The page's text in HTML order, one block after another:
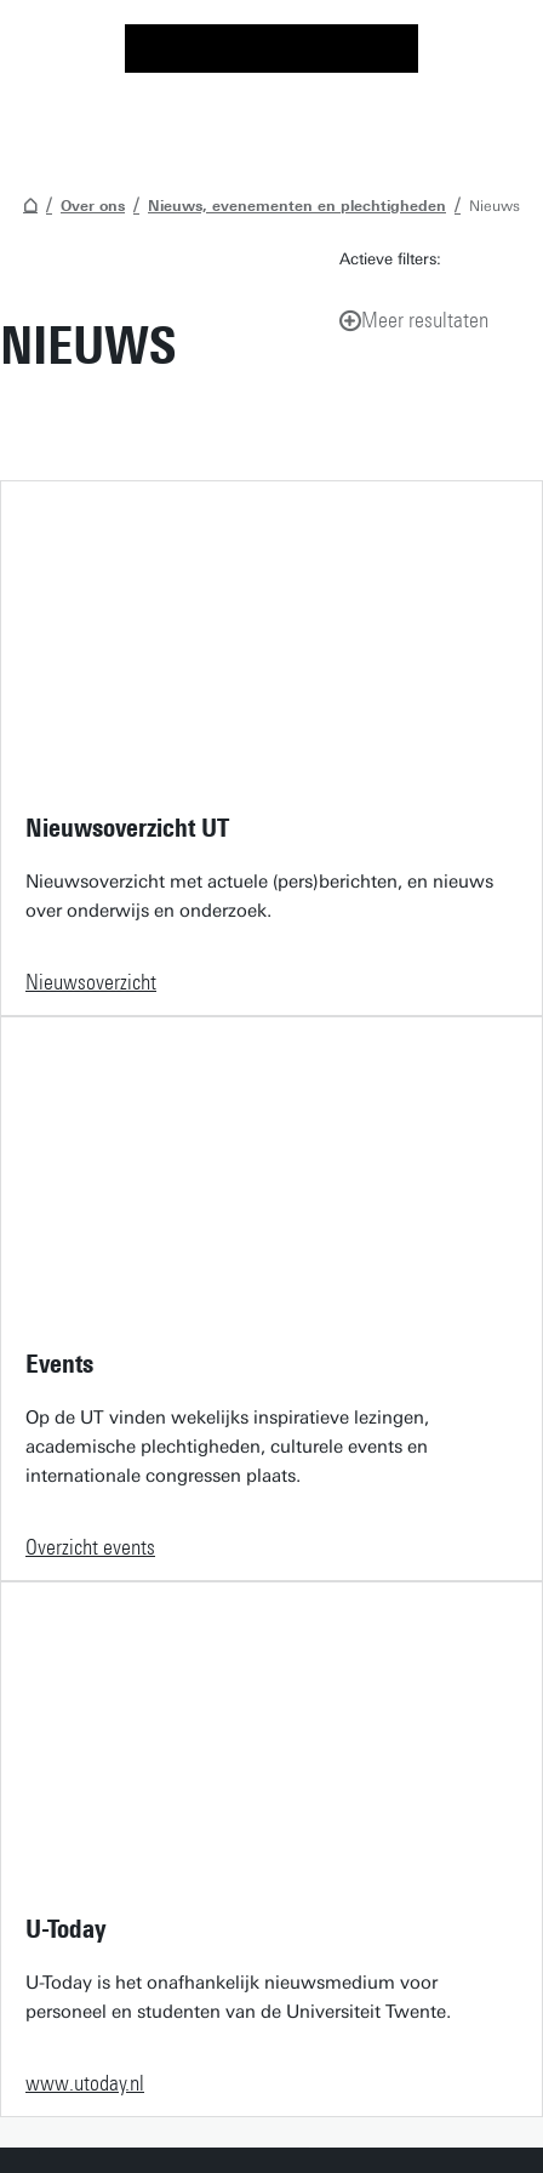
Over ons Nieuws, evenementen en plechtigheden Nieuws
NIEUWS
Actieve filters:
Meer resultaten
Nieuwsoverzicht UT
Nieuwsoverzicht met actuele (pers)berichten, en nieuws
over onderwijs en onderzoek.
Nieuwsoverzicht
Events
Op de UT vinden wekelijks inspiratieve lezingen,
academische plechtigheden, culturele events en
internationale congressen plaats.
Overzicht events
U-Today
U-Today is het onafhankelijk nieuwsmedium voor
personeel en studenten van de Universiteit Twente.
www.utoday.nl